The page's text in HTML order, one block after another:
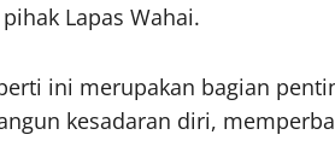
Lapas Wahai.
ini merupakan bagian
kesadaran diri,